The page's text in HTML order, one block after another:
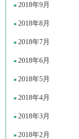
2018年9月
2018年8月
2018年7月
2018年6月
2018年5月
2018年4月
2018年3月
2018年2月